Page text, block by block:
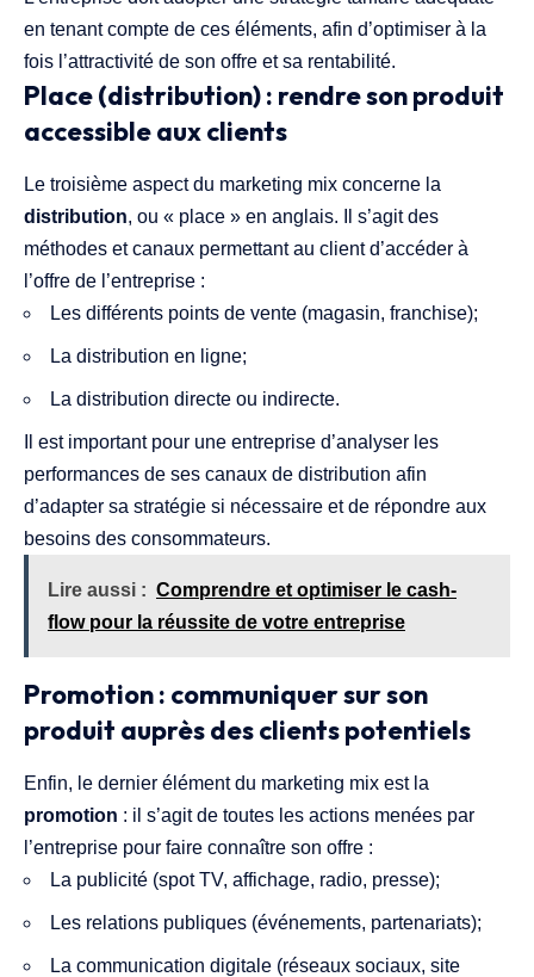
en tenant compte de ces éléments, afin d’optimiser à la
fois l’attractivité de son offre et sa rentabilité.
Place (distribution) : rendre son produit
accessible aux clients
Le troisième aspect du marketing mix concerne la
distribution, ou « place » en anglais. Il s’agit des
méthodes et canaux permettant au client d’accéder à
l’offre de l’entreprise :
Les différents points de vente (magasin, franchise);
La distribution en ligne;
La distribution directe ou indirecte.
Il est important pour une entreprise d’analyser les
performances de ses canaux de distribution afin
d’adapter sa stratégie si nécessaire et de répondre aux
besoins des consommateurs.
Lire aussi : Comprendre et optimiser le cash-
flow pour la réussite de votre entreprise
Promotion : communiquer sur son
produit auprès des clients potentiels
Enfin, le dernier élément du marketing mix est la
promotion : il s’agit de toutes les actions menées par
l’entreprise pour faire connaître son offre :
La publicité (spot TV, affichage, radio, presse);
Les relations publiques (événements, partenariats);
La communication digitale (réseaux sociaux, site